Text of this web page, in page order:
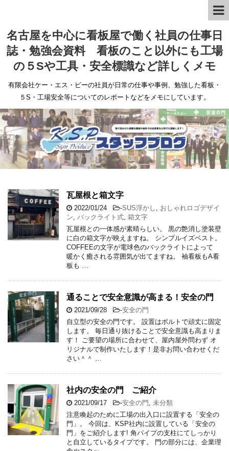
名古屋を中心に看板屋で働く社員の仕事日
誌・勉強会資料 看板のこと以外にも工場
の５Sや工具・安全標識など詳しくメモ
有限会社ケー・エス・ピーの社員が日常の仕事や事例、勉強した看板・
５S・工場安全等についてのレポートなどをメモにしています。
瓦屋根と箱文字
2022/01/24 -SUS浮かし
おしゃれロゴデザイ
ン
バックライト式 箱文字
瓦屋根との一体感が素晴らしい。 黒の艶消し塗装壁
に白の箱文字が映えますね。 シンプルイズベスト。
COFFEEの文字が電球色のバックライトによって
暖かく癒される雰囲気が出てますね。 袖看板もA看
板も …
通ることで安全意識が高まる！安全の門
2021/09/28 -安全の門
自立型の安全の門です。 設置はボルトで頑丈に固定
します。 毎日通り抜けることで安全意識も高まりま
す！ ご要望の場所に合わせて、屋内屋外問わず オ
リジナルで制作いたします！是非お問い合わせくだ
さい＾＾ …
社内の安全の門 ご紹介
2021/09/17 -安全の門
未分類
注意喚起のために工場の出入口に設置する「安全の
門」。 今回は、KSP社内に設置している「安全の
門」をご紹介します! 角パイプの支柱にてしっかり
と自立しているタイプです。 門の部分には、企業理